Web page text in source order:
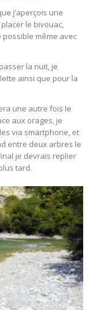
j’aperçois une
le bivouac,
possible même avec
la nuit, je
ainsi que pour la
une autre fois le
aux orages, je
via smartphone, et
entre deux arbres le
je devrais replier
tard.